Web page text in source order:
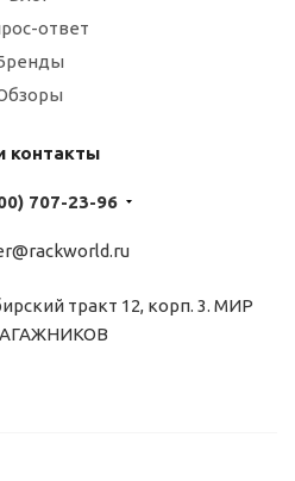
ответ
контакты
707-23-96
тракт 12, корп. 3. МИР